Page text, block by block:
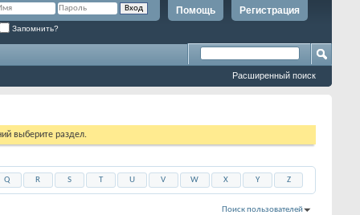
Регистрация
Помощь
Запомнить?
Расширенный поиск
выберите раздел.
Q R S T U V W X Y Z
Поиск пользователей